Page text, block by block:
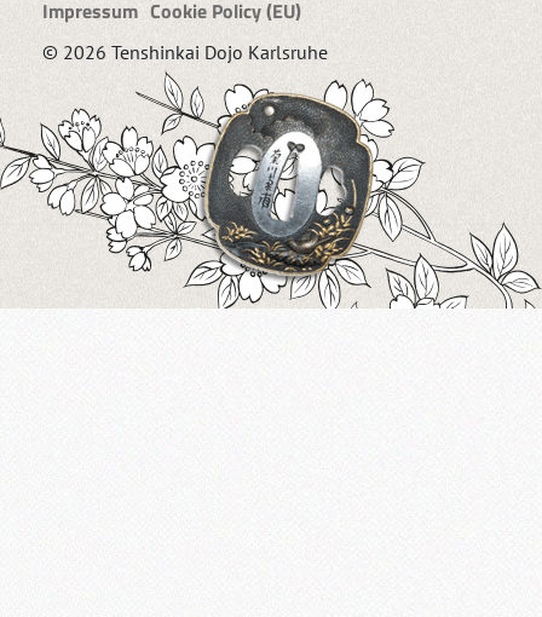
Impressum Cookie Policy (EU)
© 2026 Tenshinkai Dojo Karlsruhe